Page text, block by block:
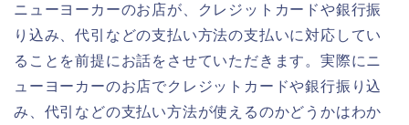
ニューヨーカーのお店が、クレジットカードや銀行振
り込み、代引などの支払い方法の支払いに対応してい
ることを前提にお話をさせていただきます。実際にニ
ューヨーカーのお店でクレジットカードや銀行振り込
み、代引などの支払い方法が使えるのかどうかはわか